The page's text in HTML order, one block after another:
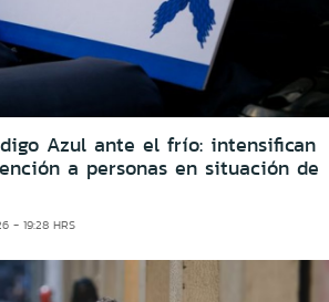
Azul ante el frío: intensifican
a personas en situación de
- 19:28 HRS